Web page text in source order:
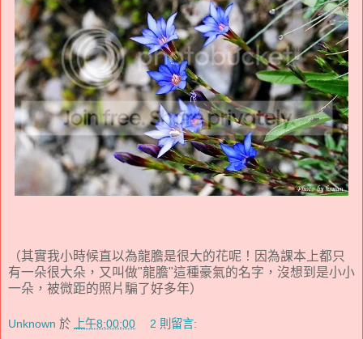
（其實我小時候直以為龍膽是很大的花呢！因為課本上都只
有一朵很大朵，又叫做"龍膽"這種豪氣的名字，沒想到是小小
一朵，被微距的照片騙了好多年）
Unknown 於 上午8:00:00 2 則留言: